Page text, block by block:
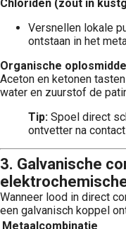
Chloriden (zout in
Versnellen lokale
ontstaan in het
Organische
Aceton en ketonen
water en zuurstof de
Tip: Spoel direct
ontvetter na
3. Galvanische
Wanneer lood in direct
een galvanisch koppel
Metaalcombinatie